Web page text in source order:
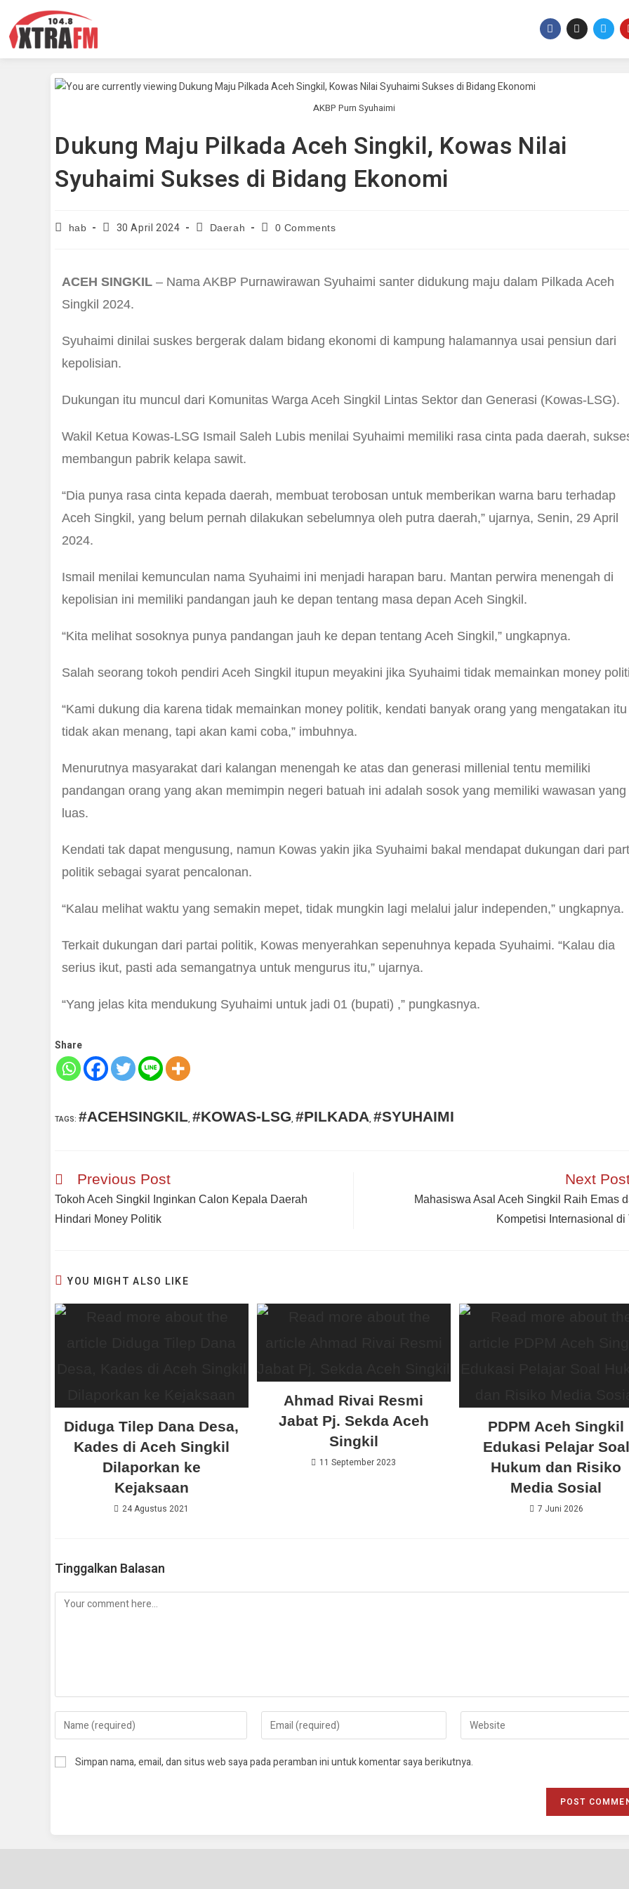
AKBP Purn Syuhaimi
Dukung Maju Pilkada Aceh Singkil, Kowas Nilai
Syuhaimi Sukses di Bidang Ekonomi
hab 30 April 2024 Daerah 0 Comments
ACEH SINGKIL – Nama AKBP Purnawirawan Syuhaimi santer didukung maju dalam Pilkada Aceh
Singkil 2024.
Syuhaimi dinilai suskes bergerak dalam bidang ekonomi di kampung halamannya usai pensiun dari
kepolisian.
Dukungan itu muncul dari Komunitas Warga Aceh Singkil Lintas Sektor dan Generasi (Kowas-LSG).
Wakil Ketua Kowas-LSG Ismail Saleh Lubis menilai Syuhaimi memiliki rasa cinta pada daerah,
membangun pabrik kelapa sawit.
“Dia punya rasa cinta kepada daerah, membuat terobosan untuk memberikan warna baru terhadap
Aceh Singkil, yang belum pernah dilakukan sebelumnya oleh putra daerah,” ujarnya, Senin, 29 April
2024.
Ismail menilai kemunculan nama Syuhaimi ini menjadi harapan baru. Mantan perwira menengah di
kepolisian ini memiliki pandangan jauh ke depan tentang masa depan Aceh Singkil.
“Kita melihat sosoknya punya pandangan jauh ke depan tentang Aceh Singkil,” ungkapnya.
Salah seorang tokoh pendiri Aceh Singkil itupun meyakini jika Syuhaimi tidak memainkan money
“Kami dukung dia karena tidak memainkan money politik, kendati banyak orang yang mengatakan itu
tidak akan menang, tapi akan kami coba,” imbuhnya.
Menurutnya masyarakat dari kalangan menengah ke atas dan generasi millenial tentu memiliki
pandangan orang yang akan memimpin negeri batuah ini adalah sosok yang memiliki wawasan yang
luas.
Kendati tak dapat mengusung, namun Kowas yakin jika Syuhaimi bakal mendapat dukungan dari
politik sebagai syarat pencalonan.
“Kalau melihat waktu yang semakin mepet, tidak mungkin lagi melalui jalur independen,” ungkapnya.
Terkait dukungan dari partai politik, Kowas menyerahkan sepenuhnya kepada Syuhaimi. “Kalau dia
serius ikut, pasti ada semangatnya untuk mengurus itu,” ujarnya.
“Yang jelas kita mendukung Syuhaimi untuk jadi 01 (bupati) ,” pungkasnya.
Share
TAGS: #ACEHSINGKIL, #KOWAS-LSG, #PILKADA, #SYUHAIMI
Previous Post
Tokoh Aceh Singkil Inginkan Calon Kepala Daerah
Hindari Money Politik
Next
Mahasiswa Asal Aceh Singkil Raih Emas
Kompetisi Internasional di
YOU MIGHT ALSO LIKE
Diduga Tilep Dana Desa,
Kades di Aceh Singkil
Dilaporkan ke
Kejaksaan
24 Agustus 2021
Ahmad Rivai Resmi
Jabat Pj. Sekda Aceh
Singkil
11 September 2023
PDPM Aceh Singkil
Edukasi Pelajar Soal
Hukum dan Risiko
Media Sosial
7 Juni 2026
Tinggalkan Balasan
Simpan nama, email, dan situs web saya pada peramban ini untuk komentar saya berikutnya.